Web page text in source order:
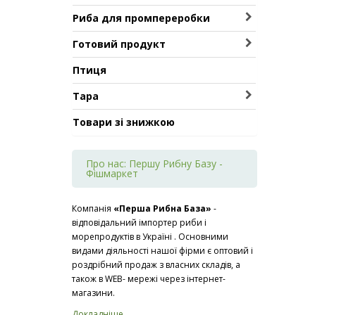
Лосось філе
Лосось хребти
Лосось черевця
Лосось шматки
Марлін
Осетер
Палтус
Сіг
Форель
Форель куски
Форель стейк
Форель філе
Форель хребти
Чавича
Краб
Креветка
Лобстер
Мідії
Морськи їжаки
Морський коктейль
Равлики
Акула
Аргентина
Барабулька
Бротола
Гренадер
Зубатка
Кінгкліп тушка
Камбала
Корюшка
Корюшка чилійська
Масляна стейк
Масляна тушка
Масляна філе
Минтай
Мойва
Оселедець
Скумбрія
Риба для промпереробки
Бичок
Горбуша
Кета
Лосось голови, хвости
Салака
Тюлька
Готовий продукт
В'ялена ікра
В'ялена риба
Консерви
Риба гарячого копчення
Риба холодного копчення
Смажений продукт
Птиця
Тара
Банка залізна для чорної ікри
Товари зі знижкою
Про нас: Першу Рибну Базу -
Фішмаркет
Компанія «Перша Рибна База» -
відповідальний імпортер риби і
морепродуктів в Україні . Основними
видами діяльності нашої фірми є оптовий і
роздрібний продаж з власних складів, а
також в WEB- мережі через інтернет-
магазини.